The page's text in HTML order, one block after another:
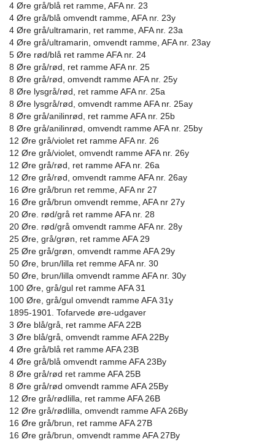
4 Øre grå/blå ret ramme, AFA nr. 23
4 Øre grå/blå omvendt ramme, AFA nr. 23y
4 Øre grå/ultramarin, ret ramme, AFA nr. 23a
4 Øre grå/ultramarin, omvendt ramme, AFA nr. 23ay
5 Øre rød/blå ret ramme AFA nr. 24
8 Øre grå/rød, ret ramme AFA nr. 25
8 Øre grå/rød, omvendt ramme AFA nr. 25y
8 Øre lysgrå/rød, ret ramme AFA nr. 25a
8 Øre lysgrå/rød, omvendt ramme AFA nr. 25ay
8 Øre grå/anilinrød, ret ramme AFA nr. 25b
8 Øre grå/anilinrød, omvendt ramme AFA nr. 25by
12 Øre grå/violet ret ramme AFA nr. 26
12 Øre grå/violet, omvendt ramme AFA nr. 26y
12 Øre grå/rød, ret ramme AFA nr. 26a
12 Øre grå/rød, omvendt ramme AFA nr. 26ay
16 Øre grå/brun ret remme, AFA nr 27
16 Øre grå/brun omvendt remme, AFA nr 27y
20 Øre. rød/grå ret ramme AFA nr. 28
20 Øre. rød/grå omvendt ramme AFA nr. 28y
25 Øre, grå/grøn, ret ramme AFA 29
25 Øre grå/grøn, omvendt ramme AFA 29y
50 Øre, brun/lilla ret remme AFA nr. 30
50 Øre, brun/lilla omvendt ramme AFA nr. 30y
100 Øre, grå/gul ret ramme AFA 31
100 Øre, grå/gul omvendt ramme AFA 31y
1895-1901. Tofarvede øre-udgaver
3 Øre blå/grå, ret ramme AFA 22B
3 Øre blå/grå, omvendt ramme AFA 22By
4 Øre grå/blå ret ramme AFA 23B
4 Øre grå/blå omvendt ramme AFA 23By
8 Øre grå/rød ret ramme AFA 25B
8 Øre grå/rød omvendt ramme AFA 25By
12 Øre grå/rødlilla, ret ramme AFA 26B
12 Øre grå/rødlilla, omvendt ramme AFA 26By
16 Øre grå/brun, ret ramme AFA 27B
16 Øre grå/brun, omvendt ramme AFA 27By